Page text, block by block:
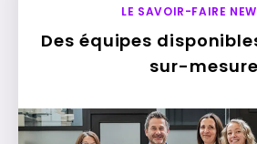
LE SAVOIR-FAIRE
Des équipes
sur-mesure